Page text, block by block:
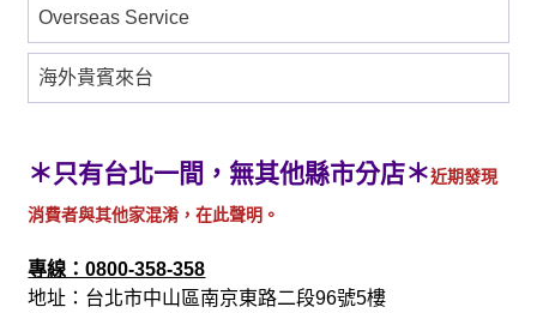
Overseas Service
海外貴賓來台
＊只有台北一間，無其他縣市分店＊近期發現
消費者與其他家混淆，在此聲明。
專線：0800-358-358
地址：台北市中山區南京東路二段96號5樓